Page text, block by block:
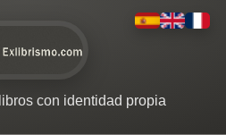
con identidad propia